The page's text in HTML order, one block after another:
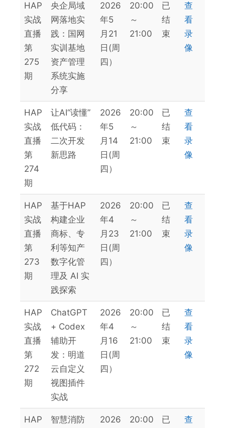
HAP
实战
直播
第
275
期
央企局域
网落地实
践：国网
实训基地
资产管理
系统实施
分享
2026
年5
月21
日(周
四）
20:00
～
21:00
已
结
束
查
看
录
像
HAP
实战
直播
第
274
期
让AI“读懂”
低代码：
二次开发
新思路
2026
年5
月14
日(周
四）
20:00
～
21:00
已
结
束
查
看
录
像
HAP
实战
直播
第
273
期
基于HAP
构建企业
商标、专
利等知产
数字化管
理及 AI 实
践探索
2026
年4
月23
日(周
四）
20:00
～
21:00
已
结
束
查
看
录
像
HAP
实战
直播
第
272
期
ChatGPT
+ Codex
辅助开
发：明道
云自定义
视图插件
实战
2026
年4
月16
日(周
四）
20:00
～
21:00
已
结
束
查
看
录
像
HAP
智慧消防
2026
20:00
已
查